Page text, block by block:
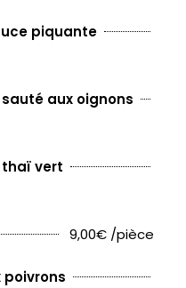
piquante
aux oignons
thaï vert
9,00€ /pièce
poivrons